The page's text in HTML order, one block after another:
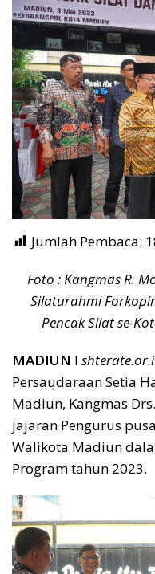
Jumlah Pembaca:
Foto : Kangmas R.
Silaturahmi
Pencak Silat se-
MADIUN I
Persaudaraan Setia
Madiun, Kangmas
jajaran Pengurus
Walikota Madiun
Program tahun 2023.